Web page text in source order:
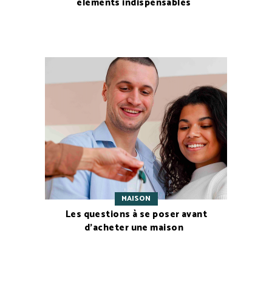
MAISON
Les questions à se poser avant
d’acheter une maison